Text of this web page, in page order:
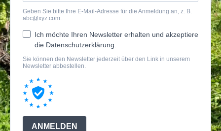
Geben Sie bitte Ihre E-Mail-Adresse für die Anmeldung an, z. B.
abc@xyz.com.
Ich möchte Ihren Newsletter erhalten und akzeptiere
die Datenschutzerklärung.
Sie können den Newsletter jederzeit über den Link in unserem
Newsletter abbestellen.
ANMELDEN